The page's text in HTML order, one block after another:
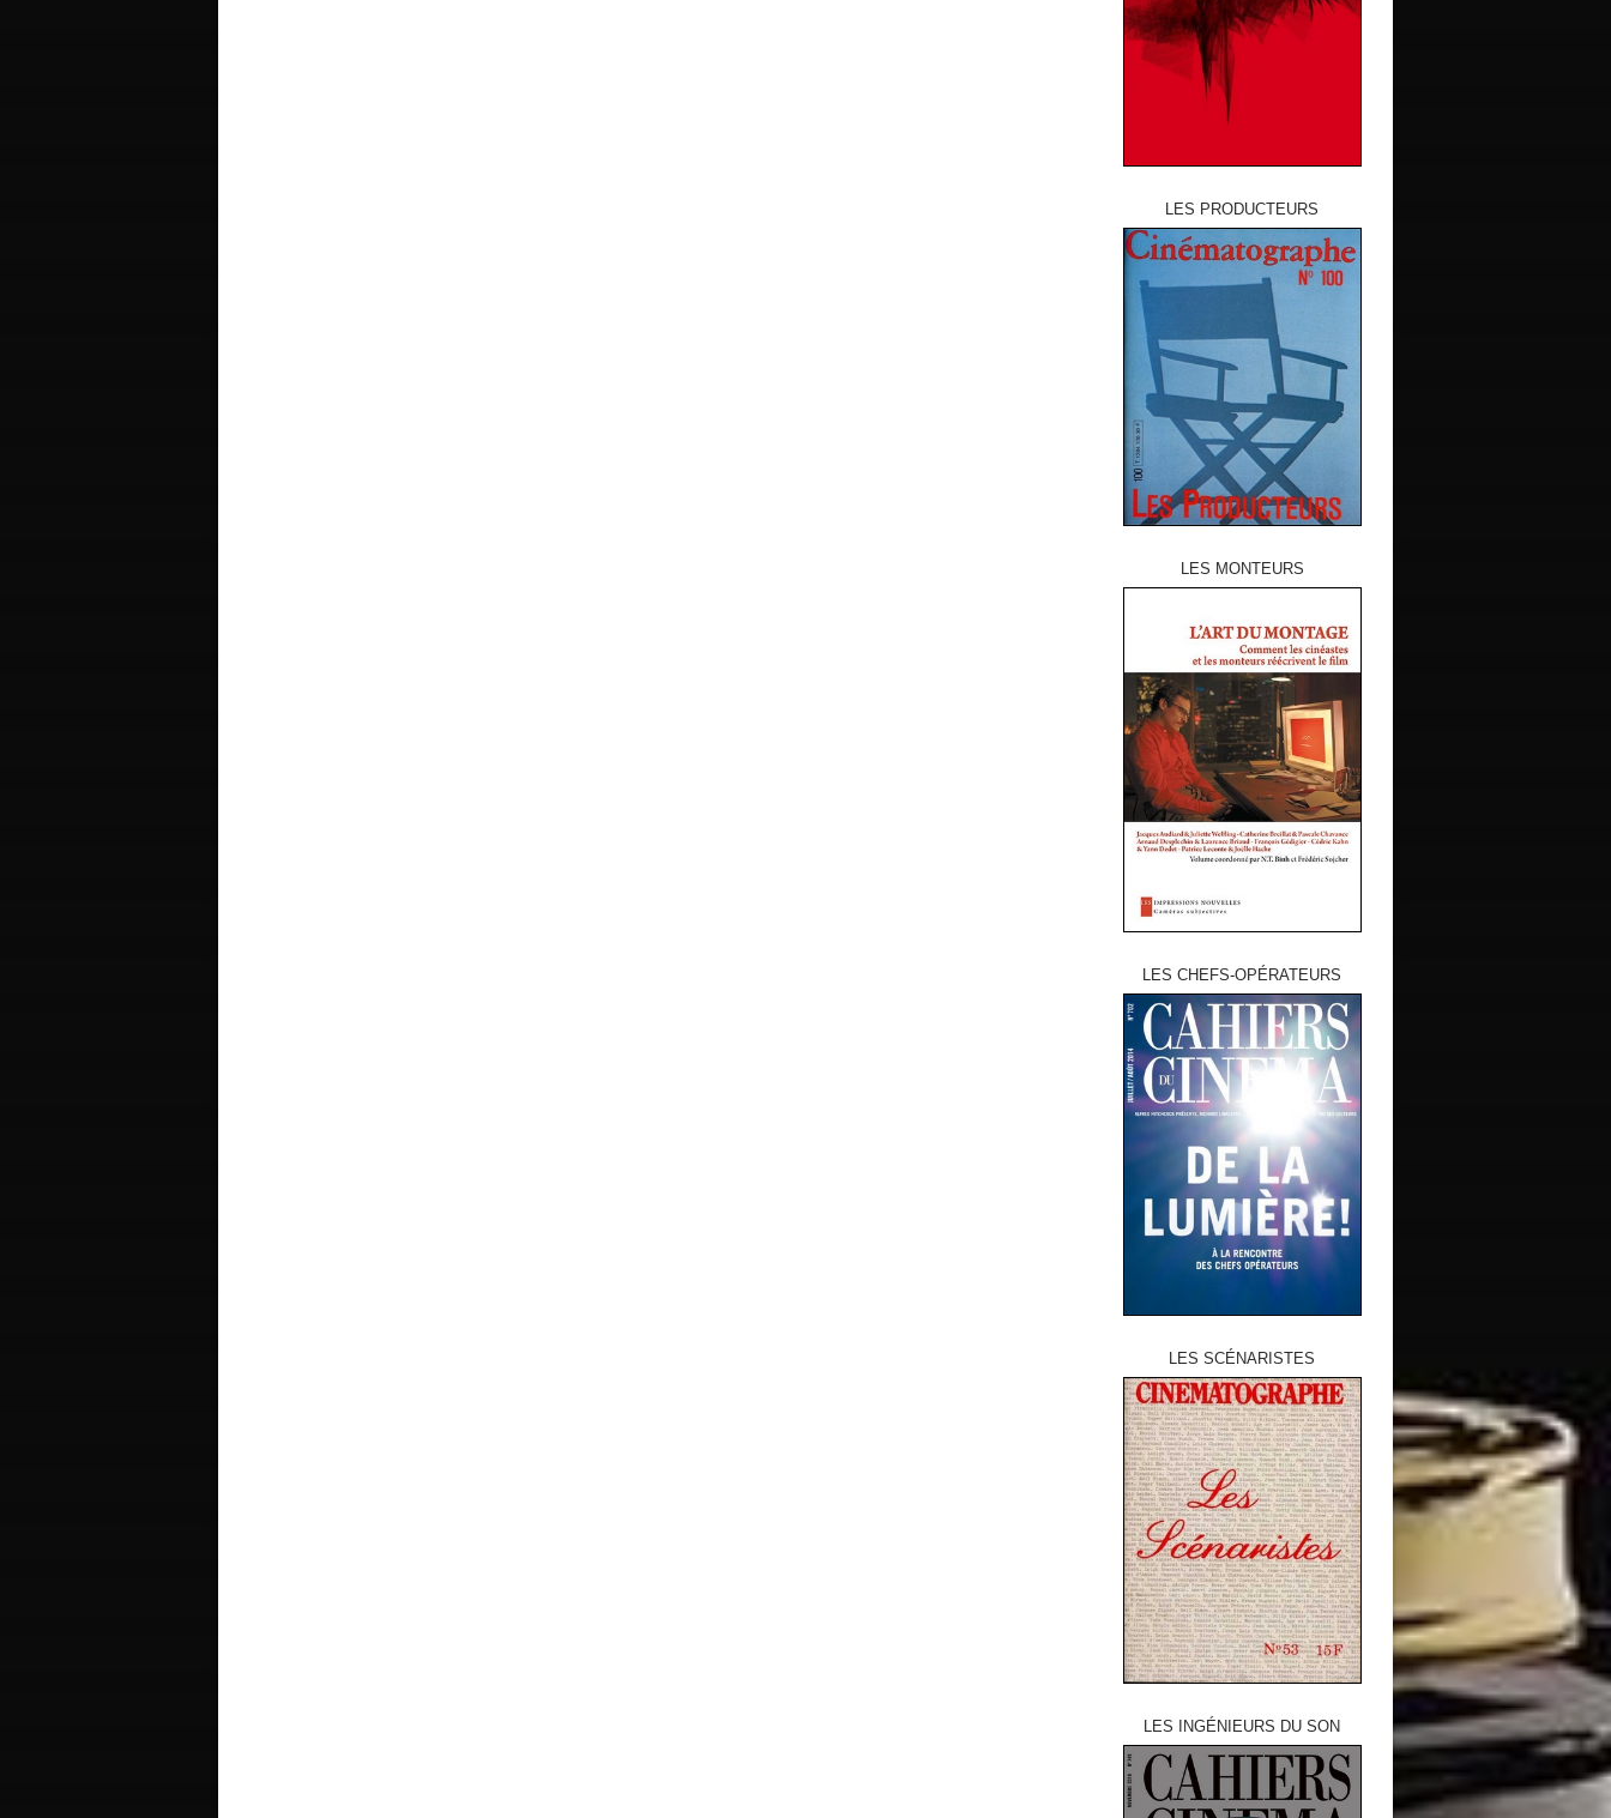
LES PRODUCTEURS
LES MONTEURS
LES CHEFS-OPÉRATEURS
LES SCÉNARISTES
LES INGÉNIEURS DU SON